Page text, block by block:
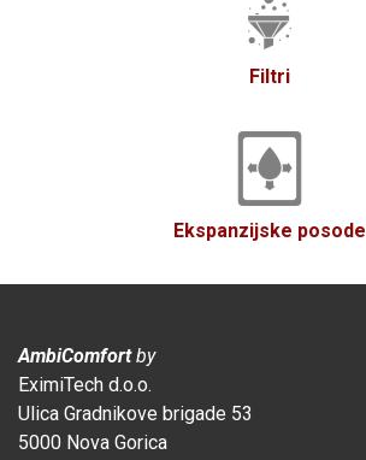
Filtri
Ekspanzijske posode
AmbiComfortby
EximiTech d.o.o.
Ulica Gradnikove brigade 53
5000 Nova Gorica